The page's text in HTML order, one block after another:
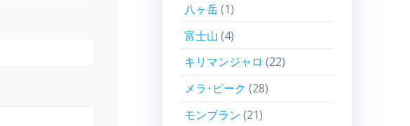
八ヶ岳(1)
富士山 (4)
キリマンジャロ (22)
メラ･ピーク (28)
モンブラン (21)